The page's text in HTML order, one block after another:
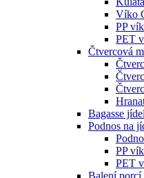
Víko
PP
PET
Čtvercová
Bagasse
Podnos na
PP
PET
Balení porcí